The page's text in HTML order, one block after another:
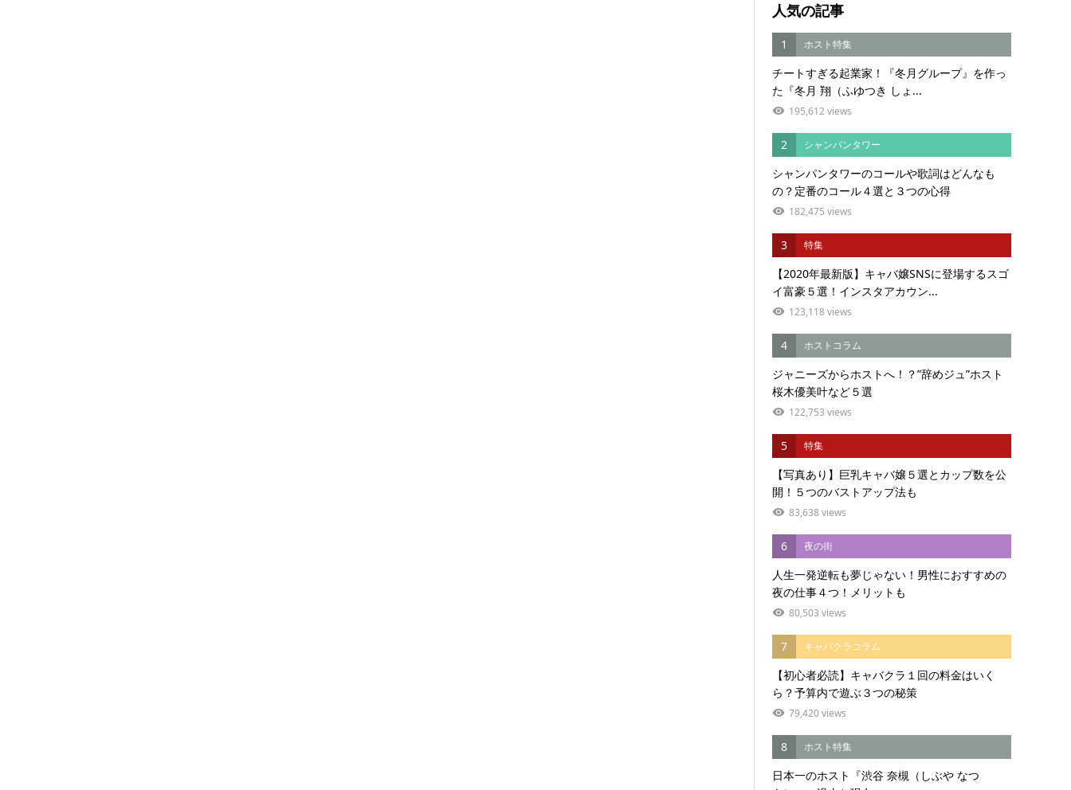
人気の記事
1 ホスト特集
チートすぎる起業家！『冬月グループ』を作っ
た『冬月 翔（ふゆつき しょ...
195,612 views
2 シャンパンタワー
シャンパンタワーのコールや歌詞はどんなも
の？定番のコール４選と３つの心得
182,475 views
3 特集
【2020年最新版】キャバ嬢SNSに登場するスゴ
イ富豪５選！インスタアカウン...
123,118 views
4 ホストコラム
ジャニーズからホストへ！？”辞めジュ”ホスト
桜木優美叶など５選
122,753 views
5 特集
【写真あり】巨乳キャバ嬢５選とカップ数を公
開！５つのバストアップ法も
83,638 views
6 夜の街
人生一発逆転も夢じゃない！男性におすすめの
夜の仕事４つ！メリットも
80,503 views
7 キャバクラコラム
【初心者必読】キャバクラ１回の料金はいく
ら？予算内で遊ぶ３つの秘策
79,420 views
8 ホスト特集
日本一のホスト『渋谷 奈槻（しぶや なつ